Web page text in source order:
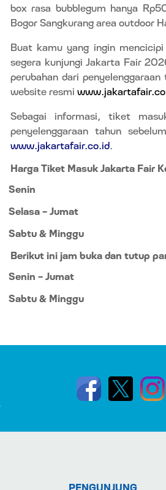
box rasa bubblegum hanya
Bogor Sangkurang area outdoor
Buat kamu yang ingin
segera kunjungi Jakarta Fair
perubahan dari
website resmi
Sebagai informasi, tiket
penyelenggaraan tahun
www.jakartafair.co.id.
Harga Tiket Masuk Jakarta Fair
Senin
Selasa – Jumat
Sabtu & Minggu
Berikut ini jam buka dan tutup
Senin – Jumat
Sabtu & Minggu
PENGUNJUNG